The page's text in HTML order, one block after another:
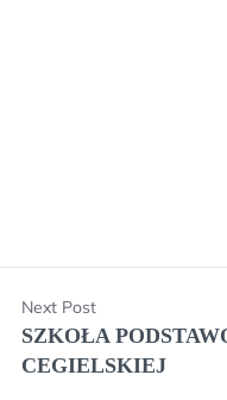
Next Post
SZKOŁA
CEGIELSKIEJ